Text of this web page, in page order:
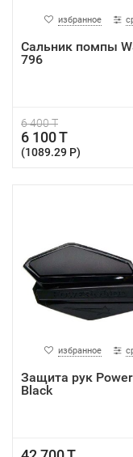
избранное
Сальник помпы
796
6 400 T
6 100 T
(1089.29 P)
избранное
Защита рук
Black